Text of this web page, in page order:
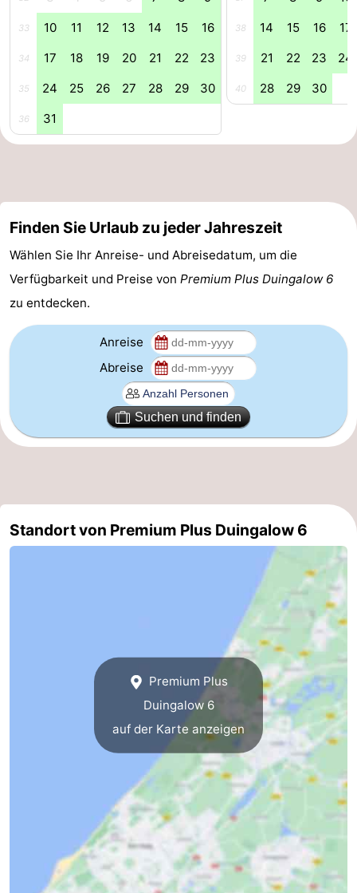
33 10 11 12 13 14 15 16
34 17 18 19 20 21 22 23
35 24 25 26 27 28 29 30
36 31
38 14 15 16 17
39 21 22 23 24
40 28 29 30
Finden Sie Urlaub zu jeder Jahreszeit
Wählen Sie Ihr Anreise- und Abreisedatum, um die
Verfügbarkeit und Preise von Premium Plus Duingalow 6
zu entdecken.
Anreise
Abreise
Suchen und finden
Standort von Premium Plus Duingalow 6
Premium Plus
Duingalow 6
auf der Karte anzeigen